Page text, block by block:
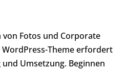
Fotos und Corporate
Theme erfordert
Umsetzung. Beginnen